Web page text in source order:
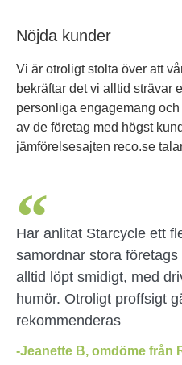
Nöjda kunder
Vi är otroligt stolta över att
bekräftar det vi alltid strävar
personliga engagemang
av de företag med högst
jämförelsesajten reco.se
Har anlitat Starcycle ett
samordnar stora
alltid löpt smidigt, med
humör. Otroligt proffsigt
rekommenderas
-Jeanette B, omdöme från